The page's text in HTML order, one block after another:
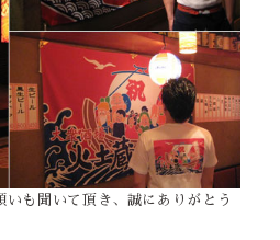
いも聞いて頂き、誠にありがとう